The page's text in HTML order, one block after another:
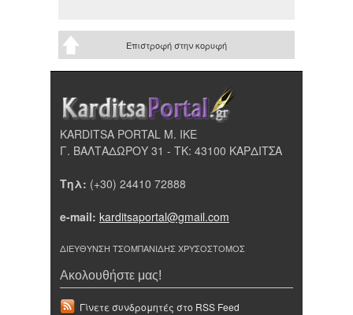
Επιστροφή στην κορυφή
KARDITSA PORTAL Μ. ΙΚΕ
Γ. ΒΑΛΤΑΔΩΡΟΥ 31 - ΤΚ: 43100 ΚΑΡΔΙΤΣΑ
Τηλ: (+30) 24410 72888
e-mail: karditsaportal@gmail.com
ΔΙΕΥΘΥΝΣΗ ΤΣΟΜΠΑΝΙΔΗΣ ΧΡΥΣΟΣΤΟΜΟΣ
Ακολουθήστε μας!
Γίνετε συνδρομητές στο RSS Feed